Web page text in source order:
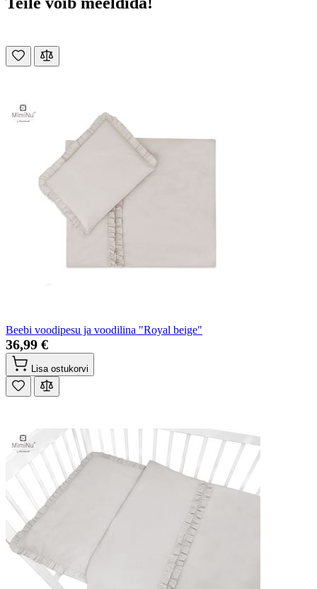
Beebi voodipesu ja voodilina "Royal beige"
36,99 €
Lisa ostukorvi